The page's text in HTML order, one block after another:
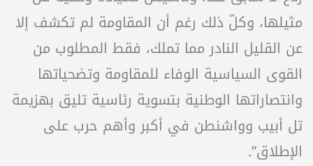
مثيلها، وكلّ ذلك رغم أن المقاومة لم تكشف إلا
عن القليل النادر مما تملك، فقط المطلوب من
القوى السياسية الوفاء للمقاومة وتضحياتها
وانتصاراتها الوطنية بتسوية رئاسية تليق بهزيمة
تل أبيب وواشنطن في أكبر وأهم حرب على
الإطلاق”.